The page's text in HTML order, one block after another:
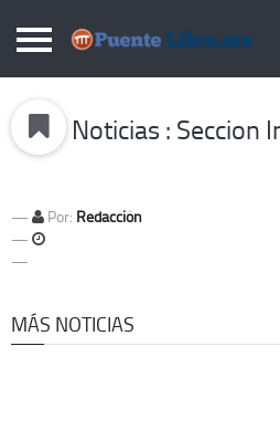
Puentelibre.mx
Local
Opinión
Cronos
Economía
Noticias : Seccion
Por: Redacción
MÁS NOTICIAS